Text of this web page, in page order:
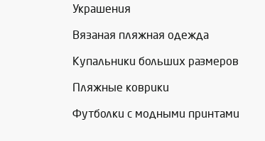
Украшения
Вязаная пляжная одежда
Купальники больших размеров
Пляжные коврики
Футболки с модными принтами